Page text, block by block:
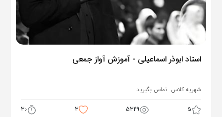
استاد ابوذر اسماعیلی - آموزش آواز جمعی
شهریه کلاس: تماس بگیرید
5
5349
3
30